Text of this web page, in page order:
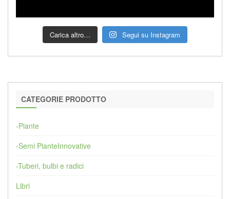
Carica altro… Segui su Instagram
CATEGORIE PRODOTTO
-Piante
-Semi PianteInnovative
-Tuberi, bulbi e radici
Libri